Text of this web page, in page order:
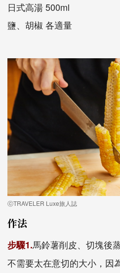
日式高湯 500ml
鹽、胡椒 各適量
ⓒTRAVELER Luxe旅人誌
作法
步驟1.馬鈴薯削皮、切塊後
不需要太在意切的大小，因